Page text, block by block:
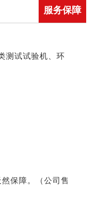
服务保障
测试试验机、环
保障。
（公司售